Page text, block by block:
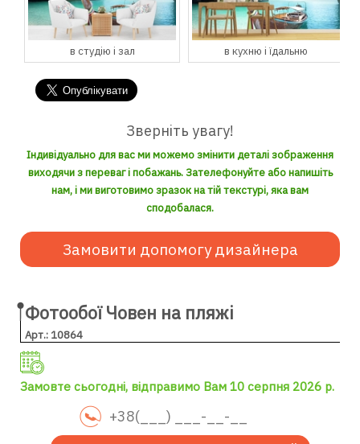
в студію і зал в кухню і їдальню
Зверніть увагу!
Індивідуально для вас ми можемо змінити деталі зображення
виходячи з переваг і побажань. Зателефонуйте або напишіть
нам, і ми виготовимо зразок на тій текстурі, яка вам
сподобалася.
Замовити допомогу дизайнера
Фотообої Човен на пляжі
Арт.: 10864
Замовте сьогодні, відправимо Вам 10 серпня 2026 р.